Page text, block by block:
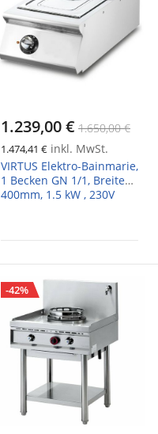
1.239,00 € 1.650,00 €
1.474,41 € inkl. MwSt.
VIRTUS Elektro-Bainmarie,
1 Becken GN 1/1, Breite
400mm, 1.5 kW , 230V
-42%